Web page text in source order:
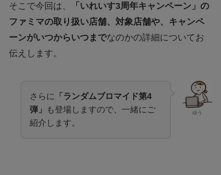
そこで今回は、
「いれいす3周年キャンペーン」の
ファミマの取り扱い店舗、対象店舗や、キャンペ
ーンがいつからいつまでなのかの詳細についてお
伝えします。
ゆう
さらに
「ランダムブロマイド第4
弾」
も登場しますので、一緒にご
紹介します。